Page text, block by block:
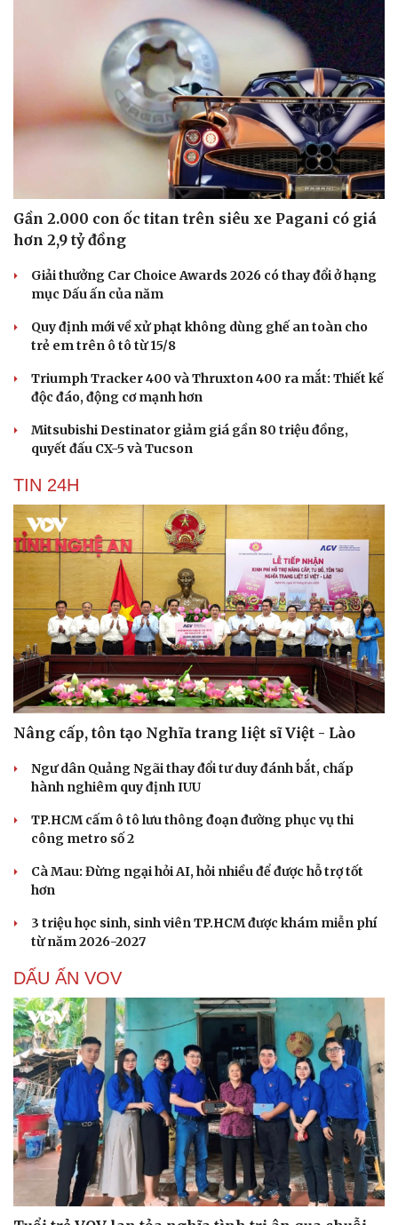
Đọc truyện đêm khuya
Cửa sổ tình yêu
Kể chuyện cho bé
Hạt giống tâm hồn
Gần 2.000 con ốc titan trên siêu xe Pagani có giá
hơn 2,9 tỷ đồng
Giải thưởng Car Choice Awards 2026 có thay đổi ở hạng
mục Dấu ấn của năm
Quy định mới về xử phạt không dùng ghế an toàn cho
trẻ em trên ô tô từ 15/8
Triumph Tracker 400 và Thruxton 400 ra mắt: Thiết kế
độc đáo, động cơ mạnh hơn
Mitsubishi Destinator giảm giá gần 80 triệu đồng,
quyết đấu CX-5 và Tucson
TIN 24H
Nâng cấp, tôn tạo Nghĩa trang liệt sĩ Việt - Lào
Ngư dân Quảng Ngãi thay đổi tư duy đánh bắt, chấp
hành nghiêm quy định IUU
TP.HCM cấm ô tô lưu thông đoạn đường phục vụ thi
công metro số 2
Cà Mau: Đừng ngại hỏi AI, hỏi nhiều để được hỗ trợ tốt
hơn
3 triệu học sinh, sinh viên TP.HCM được khám miễn phí
từ năm 2026-2027
DẤU ẤN VOV